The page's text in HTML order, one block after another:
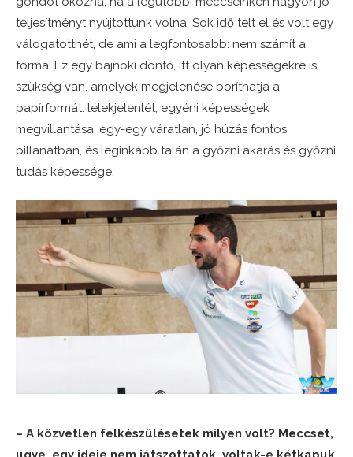
teljesítményt nyújtottunk volna. Sok idő telt el és volt egy
válogatotthét, de ami a legfontosabb: nem számít a
forma! Ez egy bajnoki döntő, itt olyan képességekre is
szükség van, amelyek megjelenése boríthatja a
papírformát: lélekjelenlét, egyéni képességek
megvillantása, egy-egy váratlan, jó húzás fontos
pillanatban, és leginkább talán a győzni akarás és győzni
tudás képessége.
– A közvetlen felkészülésetek milyen volt? Meccset,